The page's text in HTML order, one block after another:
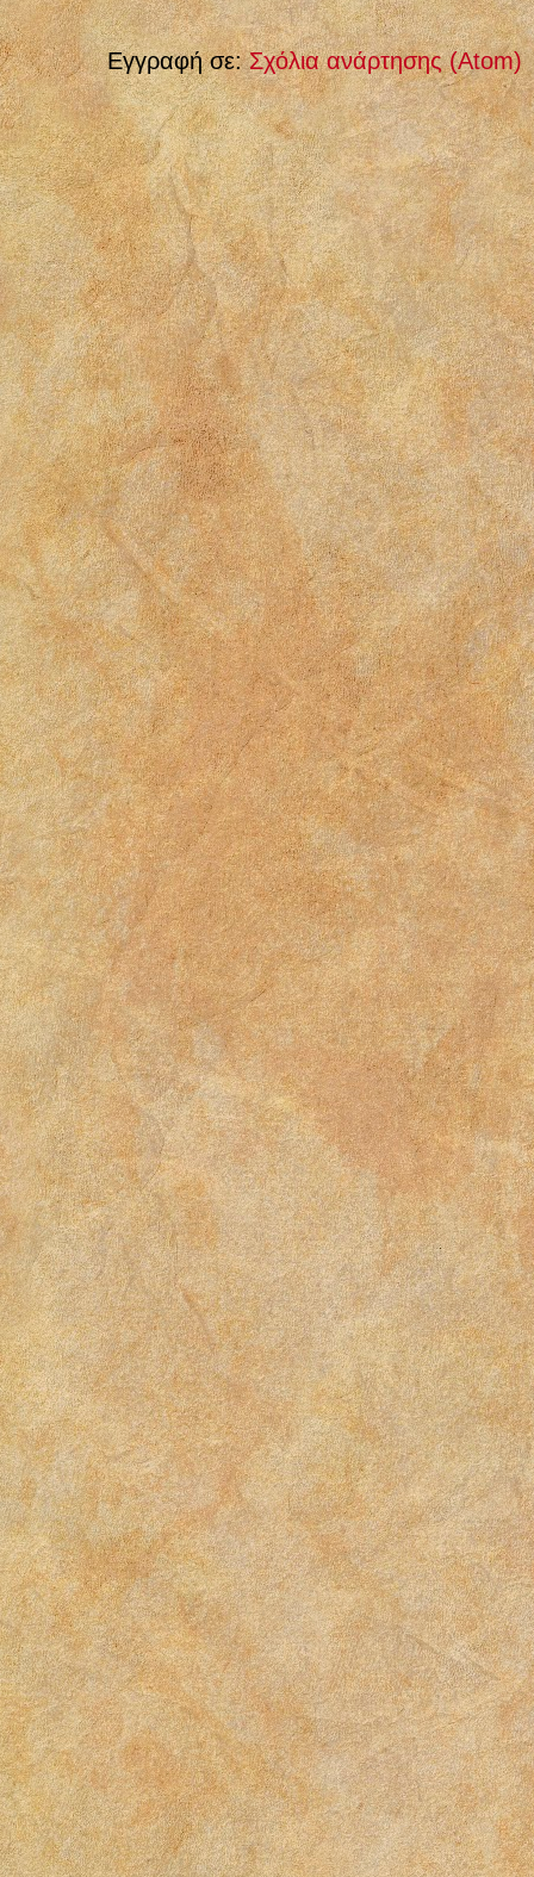
Εγγραφή σε:Σχόλια ανάρτησης (Atom)